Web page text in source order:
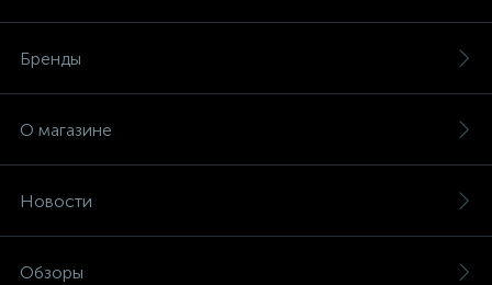
Бренды
О магазине
Новости
Обзоры